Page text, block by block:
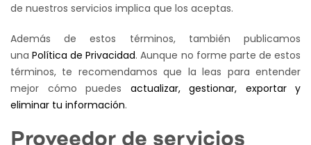
de nuestros servicios implica que los aceptas.
Además de estos términos, también publicamos
unaPolítica de Privacidad. Aunque no forme parte de estos
términos, te recomendamos que la leas para entender
mejor cómo puedes actualizar, gestionar, exportar y
eliminar tu información.